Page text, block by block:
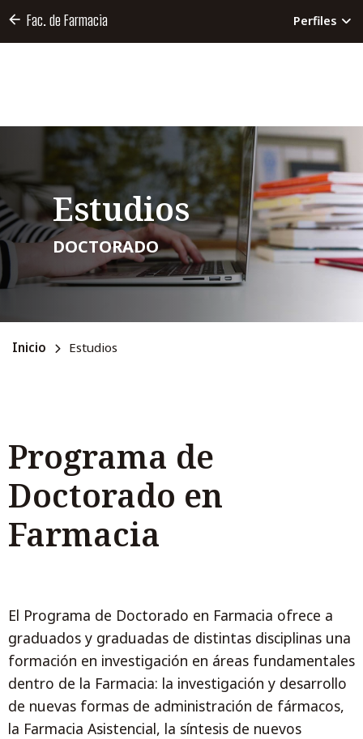
Fac. de Farmacia Perfiles
Estudios
DOCTORADO
Inicio Estudios
Programa de
Doctorado en
Farmacia
El Programa de Doctorado en Farmacia ofrece a
graduados y graduadas de distintas disciplinas una
formación en investigación en áreas fundamentales
dentro de la Farmacia: la investigación y desarrollo
de nuevas formas de administración de fármacos,
la Farmacia Asistencial, la síntesis de nuevos